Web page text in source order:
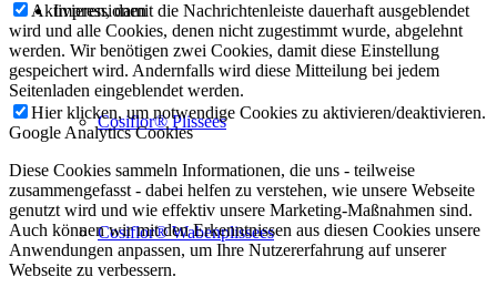
Impressionen
Cosiflor® Plissees
Cosiflor® Wabenplissees
Aktivieren, damit die Nachrichtenleiste dauerhaft ausgeblendet
wird und alle Cookies, denen nicht zugestimmt wurde, abgelehnt
werden. Wir benötigen zwei Cookies, damit diese Einstellung
gespeichert wird. Andernfalls wird diese Mitteilung bei jedem
Seitenladen eingeblendet werden.
Hier klicken, um notwendige Cookies zu aktivieren/deaktivieren.
Google Analytics Cookies
Diese Cookies sammeln Informationen, die uns - teilweise
zusammengefasst - dabei helfen zu verstehen, wie unsere Webseite
genutzt wird und wie effektiv unsere Marketing-Maßnahmen sind.
Auch können wir mit den Erkenntnissen aus diesen Cookies unsere
Anwendungen anpassen, um Ihre Nutzererfahrung auf unserer
Webseite zu verbessern.